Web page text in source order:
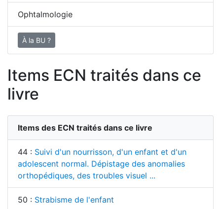
Ophtalmologie
À la BU ?
Items ECN traités dans ce
livre
Items des ECN traités dans ce livre
44 : Suivi d'un nourrisson, d'un enfant et d'un
adolescent normal. Dépistage des anomalies
orthopédiques, des troubles visuel ...
50 : Strabisme de l'enfant